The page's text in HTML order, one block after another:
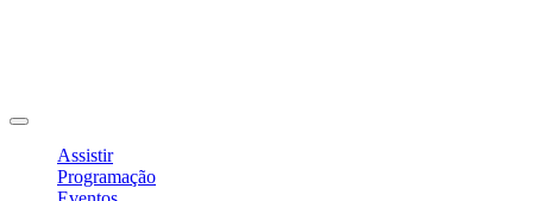
Assistir
Programação